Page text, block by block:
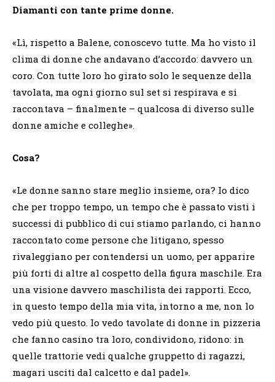
Diamanti con tante prime donne.
«Lì, rispetto a Balene, conoscevo tutte. Ma ho visto il
clima di donne che andavano d’accordo: davvero un
coro. Con tutte loro ho girato solo le sequenze della
tavolata, ma ogni giorno sul set si respirava e si
raccontava – finalmente – qualcosa di diverso sulle
donne amiche e colleghe».
Cosa?
«Le donne sanno stare meglio insieme, ora? Io dico
che per troppo tempo, un tempo che è passato visti i
successi di pubblico di cui stiamo parlando, ci hanno
raccontato come persone che litigano, spesso
rivaleggiano per contendersi un uomo, per apparire
più forti di altre al cospetto della figura maschile. Era
una visione davvero maschilista dei rapporti. Ecco,
in questo tempo della mia vita, intorno a me, non lo
vedo più questo. Io vedo tavolate di donne in pizzeria
che fanno casino tra loro, condividono, ridono: in
quelle trattorie vedi qualche gruppetto di ragazzi,
magari usciti dal calcetto e dal padel».